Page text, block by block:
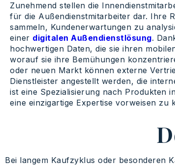
Zunehmend stellen die
für die Außendienstmitarbeiter dar. Ihre
sammeln, Kundenerwartungen zu
einer digitalen Außendienstlösung.
hochwertigen Daten, die sie ihren
worauf sie ihre Bemühungen
oder neuen Markt können externe
Dienstleister angestellt werden, die
ist eine Spezialisierung nach Produkten
eine einzigartige Expertise vorweisen zu
Bei langem Kaufzyklus oder besonderen